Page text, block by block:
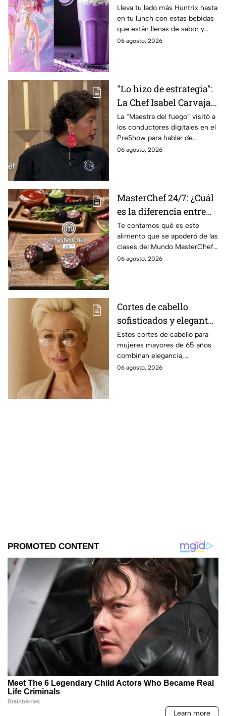
las guerreras Huntrix
para llevar a la escuela
este regreso a clases
2026; son saludables y
Lleva tu lado más Huntrix hasta
en tu lunch con estas bebidas
que están llenas de sabor y
frescura.
06 agosto, 2026
"Lo hizo de estrategia":
La Chef Isabel Carvajal
opina sobre la decisión
de Ramahá de subir a
Daniela al balcón de
MasterChef 24/7
La “Maestra del fuego” visitó a
los conductores digitales en el
PreShow para hablar de
algunos de los sucesos más
06 agosto, 2026
MasterChef 24/7: ¿Cuál
es la diferencia entre
morcilla y moronga?
Te contamos qué es este
alimento que se apoderó de las
clases del Mundo MasterChef
24/7.
06 agosto, 2026
Cortes de cabello
sofisticados y elegantes
para mujeres mayores
de 65 años
Estos cortes de cabello para
mujeres mayores de 65 años
combinan elegancia,
comodidad y estilo, con
06 agosto, 2026